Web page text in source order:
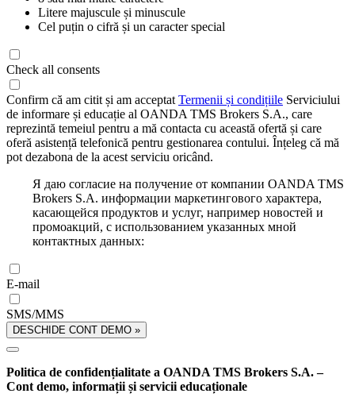
Litere majuscule și minuscule
Cel puțin o cifră și un caracter special
Check all consents
Confirm că am citit și am acceptat Termenii și condițiile Serviciului
de informare și educație al OANDA TMS Brokers S.A., care
reprezintă temeiul pentru a mă contacta cu această ofertă și care
oferă asistență telefonică pentru gestionarea contului. Înțeleg că mă
pot dezabona de la acest serviciu oricând.
Я даю согласие на получение от компании OANDA TMS
Brokers S.A. информации маркетингового характера,
касающейся продуктов и услуг, например новостей и
промоакций, с использованием указанных мной
контактных данных:
E-mail
SMS/MMS
DESCHIDE CONT DEMO »
Politica de confidențialitate a OANDA TMS Brokers S.A. –
Cont demo, informații și servicii educaționale